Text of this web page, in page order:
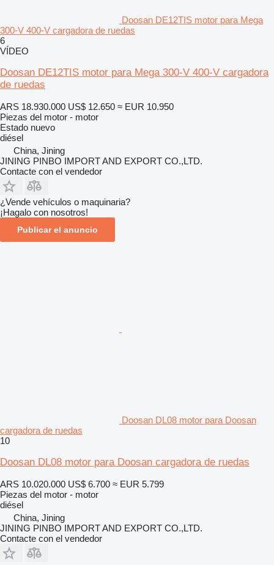
Doosan DE12TIS motor para Mega
300-V 400-V cargadora de ruedas
6
VÍDEO
Doosan DE12TIS motor para Mega 300-V 400-V cargadora
de ruedas
ARS 18.930.000 US$ 12.650 ≈ EUR 10.950
Piezas del motor - motor
Estado nuevo
diésel
China, Jining
JINING PINBO IMPORT AND EXPORT CO.,LTD.
Contacte con el vendedor
¿Vende vehículos o maquinaria?
¡Hagalo con nosotros!
Publicar el anuncio
Doosan DL08 motor para Doosan
cargadora de ruedas
10
Doosan DL08 motor para Doosan cargadora de ruedas
ARS 10.020.000 US$ 6.700 ≈ EUR 5.799
Piezas del motor - motor
diésel
China, Jining
JINING PINBO IMPORT AND EXPORT CO.,LTD.
Contacte con el vendedor